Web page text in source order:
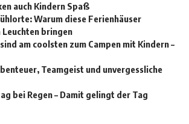
auch Kindern Spaß
Warum diese Ferienhäuser
Leuchten bringen
am coolsten zum Campen mit Kindern –
Teamgeist und unvergessliche
bei Regen – Damit gelingt der Tag